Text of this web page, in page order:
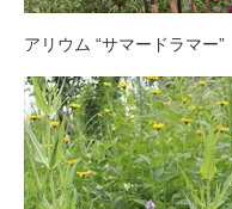
アリウム “サマードラマー”